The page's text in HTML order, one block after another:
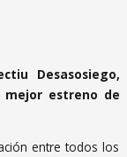
Desasosiego,
mejor estreno de
entre todos los